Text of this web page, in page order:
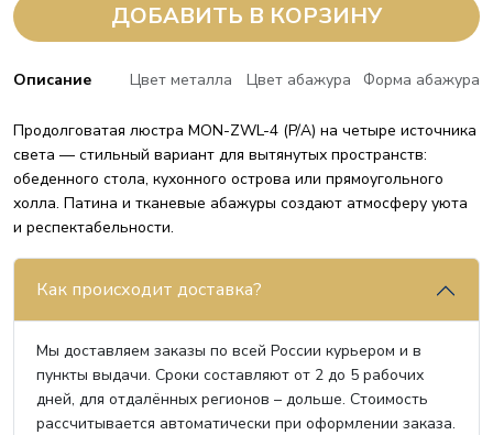
ДОБАВИТЬ В КОРЗИНУ
Описание Цвет металла Цвет абажура Форма абажура
Продолговатая люстра MON-ZWL-4 (P/A) на четыре источника
света — стильный вариант для вытянутых пространств:
обеденного стола, кухонного острова или прямоугольного
холла. Патина и тканевые абажуры создают атмосферу уюта
и респектабельности.
Как происходит доставка?
Мы доставляем заказы по всей России курьером и в
пункты выдачи. Сроки составляют от 2 до 5 рабочих
дней, для отдалённых регионов – дольше. Стоимость
рассчитывается автоматически при оформлении заказа.